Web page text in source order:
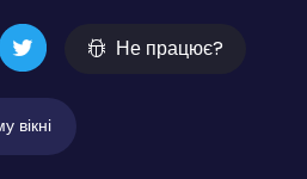
Не працює?
вікні